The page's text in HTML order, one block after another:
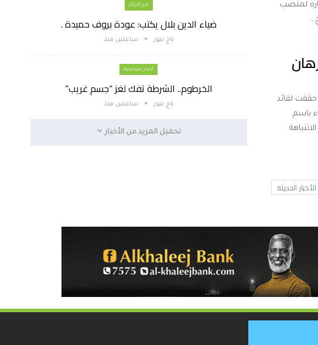
لمنصب
حققت لقائد
باسم
الأخبار الحديثة
اخر الارأء
ضياء الدين بلال يكتب: عودة بروف حميدة .
باج نيوز ساعتين منذ
أخبار سياسية
الخرطوم.. الشرطة تفك لغز “جسم غريب”
باج نيوز ساعتين منذ
تحميل المزيد من الأخبار